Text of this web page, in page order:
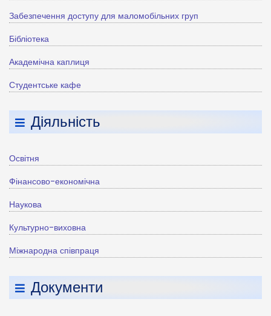
Забезпечення доступу для маломобільних груп
Бібліотека
Академічна каплиця
Студентське кафе
Діяльність
Освітня
Фінансово-економічна
Наукова
Культурно-виховна
Міжнародна співпраця
Документи